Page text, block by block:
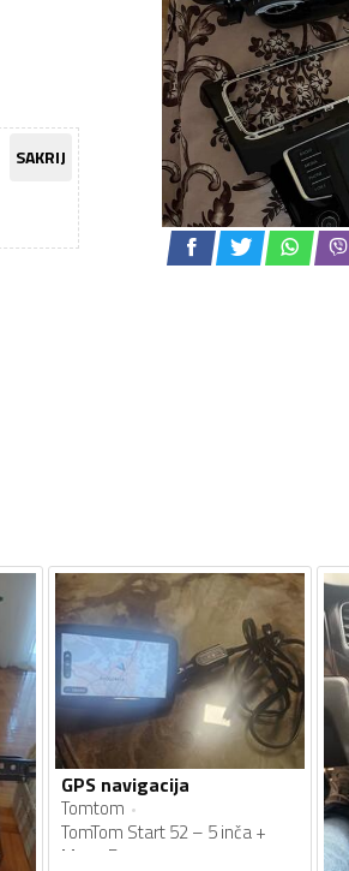
SAKRIJ
GPS navigacija
Tomtom
TomTom Start 52 – 5 inča +
Mapa Evrope